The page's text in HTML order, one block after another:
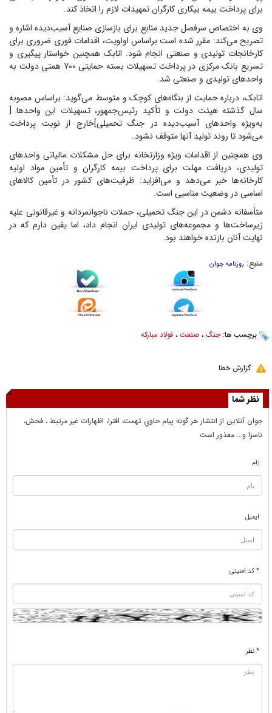
برای پرداخت بیمه بیکاری کارگران تمهیدات لازم را اتخاذ کند.
وی به اختصاص سرفصل جدید منابع برای بازسازی صنایع آسیب‌دیده اشاره و
تصریح می‌کند: مقرر شده است براساس اولویت، اقدامات فوری ضروری برای
کارخانجات تولیدی و صنعتی انجام شود. اتابک همچنین خواستار پیگیری و
تسریع بانک مرکزی در پرداخت تسهیلات بسته حمایتی ۷۰۰ همتی دولت به
واحد‌های تولیدی و صنعتی شد.
اتابک، درباره حمایت از بنگاه‌های کوچک و متوسط می‌گوید: براساس مصوبه
سال گذشته هیئت دولت و تأکید رئیس‌جمهور، تسهیلات این واحد‌ها [
به‌ویژه واحد‌های آسیب‌دیده در جنگ تحمیلی]خارج از نوبت پرداخت
می‌شود تا روند تولید آنها متوقف نشود.
وی همچنین از اقدامات ویژه وزارتخانه برای حل مشکلات مالیاتی واحد‌های
تولیدی، دریافت مهلت برای پرداخت بیمه کارگران و تأمین مواد اولیه
کارخانه‌ها خبر می‌دهد و می‌افزاید: ظرفیت‌های کشور در تأمین کالا‌های
اساسی در وضعیت مناسبی است.
متأسفانه دشمن در این جنگ تحمیلی، حملات ناجوانمردانه و غیرقانونی علیه
زیرساخت‌ها و مجموعه‌های تولیدی ایران انجام داد، اما یقین دارم که در
نهایت آنان بازنده خواهند بود.
منبع: روزنامه جوان
برچسب ها:جنگ ، صنعت ، فولاد مبارکه
گزارش خطا
نظر شما
جوان آنلاين از انتشار هر گونه پيام حاوي تهمت، افترا، اظهارات غير مرتبط ، فحش،
ناسزا و... معذور است
نام
ایمیل
* کد امنیتی
* نظر